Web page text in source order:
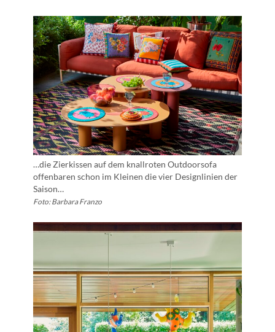
…die Zierkissen auf dem knallroten Outdoorsofa
offenbaren schon im Kleinen die vier Designlinien der
Saison…
Foto: Barbara Franzo